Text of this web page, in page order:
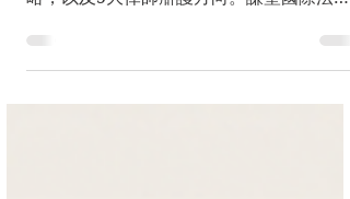
略，以及5大律師辯護方向。謙聖國際法律
事務所為您爭取不起訴與緩刑，累積6,000